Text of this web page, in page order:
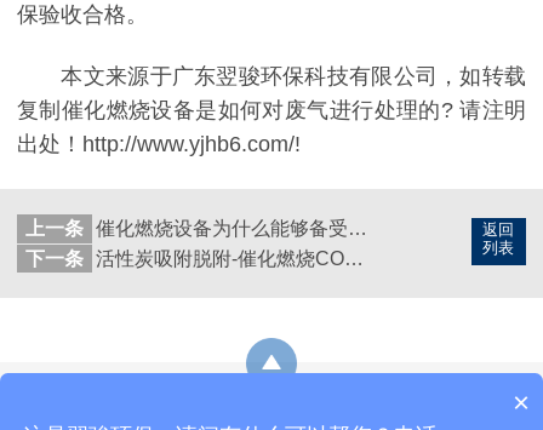
保验收合格。
本文来源于广东翌骏环保科技有限公司，如转载
复制催化燃烧设备是如何对废气进行处理的? 请注明
出处！http://www.yjhb6.com/!
返回
列表
上一条
催化燃烧设备为什么能够备受人们欢迎?废气处理公司翌骏环保来指导迷津
下一条
活性炭吸附脱附-催化燃烧CO废气处理设备
×